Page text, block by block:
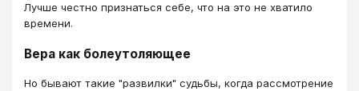
Лучше честно признаться себе, что на это не хватило
времени.
Вера как болеутоляющее
Но бывают такие "развилки" судьбы, когда рассмотрение